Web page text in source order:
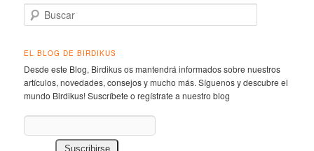
Buscar
EL BLOG DE BIRDIKUS
Desde este Blog, Birdikus os mantendrá informados sobre nuestros
artículos, novedades, consejos y mucho más. Síguenos y descubre el
mundo Birdikus! Suscríbete o regístrate a nuestro blog